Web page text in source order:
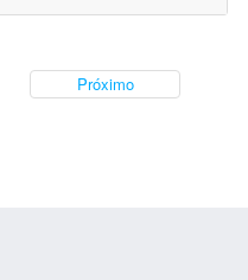
Próximo